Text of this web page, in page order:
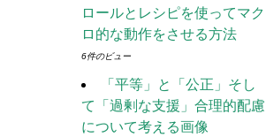
ロールとレシピを使ってマク
ロ的な動作をさせる方法
6件のビュー
「平等」と「公正」そし
て「過剰な支援」合理的配慮
について考える画像